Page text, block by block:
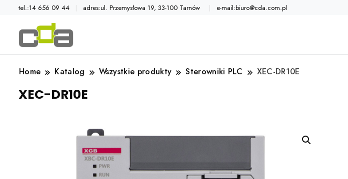
tel.:14 656 09 44 adres:ul. Przemysłowa 19, 33-100 Tarnów e-mail:biuro@cda.com.pl
Home Katalog Wszystkie produkty Sterowniki PLC XEC-DR10E
XEC-DR10E